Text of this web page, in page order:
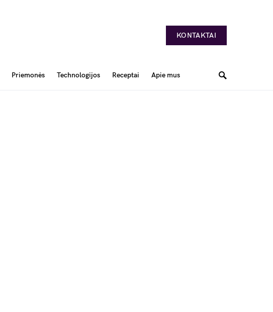
KONTAKTAI
Priemonės Technologijos Receptai Apie mus